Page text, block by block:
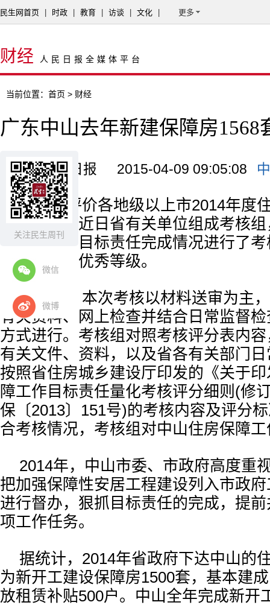
关注民生周刊
微信
微博
民生网首页 时政 教育 访谈 文化 更多
财经 人民日报全媒体平台
当前位置： 首页 > 财经
广东中山去年新建保障房1568
来源：南方日报 2015-04-09 09:05:08
为全面评价各地级以上市2014年度
完成情况，近日省有关单位组成考核
度住房保障目标责任完成情况进行了
市被评定为优秀等级。
据了解，本次考核以材料送审为主
有关资料、网上检查并结合日常监督
方式进行。考核组对照考核评分表内
有关文件、资料，以及省各有关部门
按照省住房城乡建设厅印发的《关于
障工作目标责任量化考核评分细则(修
保〔2013〕151号)的考核内容及评分
合考核情况，考核组对中山住房保障
2014年，中山市委、市政府高度重
把加强保障性安居工程建设列入市政
进行督办，狠抓目标责任的完成，提
项工作任务。
据统计，2014年省政府下达中山的
为新开工建设保障房1500套，基本建
放租赁补贴500户。中山全年完成新开